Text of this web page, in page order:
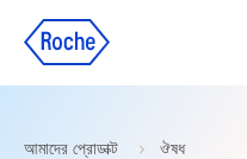
আমাদের প্রোডাক্ট ঔষধ